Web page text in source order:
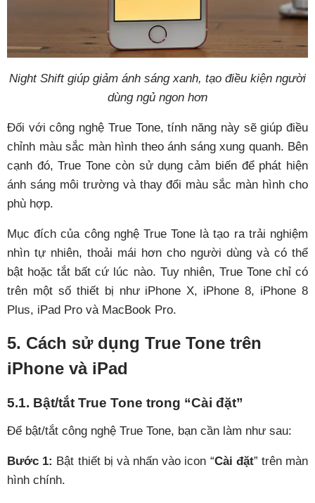
Night Shift giúp giảm ánh sáng xanh, tạo điều kiện người
dùng ngủ ngon hơn
Đối với công nghệ True Tone, tính năng này sẽ giúp điều
chỉnh màu sắc màn hình theo ánh sáng xung quanh. Bên
cạnh đó, True Tone còn sử dụng cảm biến để phát hiện
ánh sáng môi trường và thay đổi màu sắc màn hình cho
phù hợp.
Mục đích của công nghệ True Tone là tạo ra trải nghiệm
nhìn tự nhiên, thoải mái hơn cho người dùng và có thể
bật hoặc tắt bất cứ lúc nào. Tuy nhiên, True Tone chỉ có
trên một số thiết bị như iPhone X, iPhone 8, iPhone 8
Plus, iPad Pro và MacBook Pro.
5. Cách sử dụng True Tone trên
iPhone và iPad
5.1. Bật/tắt True Tone trong “Cài đặt”
Để bật/tắt công nghệ True Tone, bạn cần làm như sau:
Bước 1: Bật thiết bị và nhấn vào icon “Cài đặt” trên màn
hình chính.